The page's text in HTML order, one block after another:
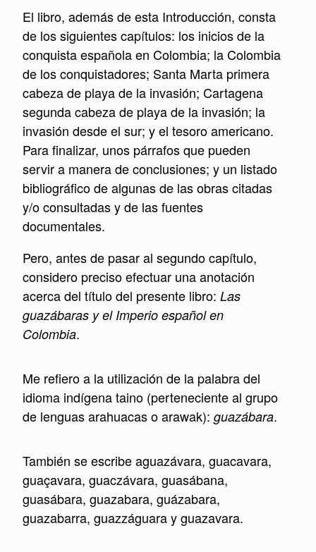
El libro, además de esta Introducción, consta
de los siguientes capítulos: los inicios de la
conquista española en Colombia; la Colombia
de los conquistadores; Santa Marta primera
cabeza de playa de la invasión; Cartagena
segunda cabeza de playa de la invasión; la
invasión desde el sur; y el tesoro americano.
Para finalizar, unos párrafos que pueden
servir a manera de conclusiones; y un listado
bibliográfico de algunas de las obras citadas
y/o consultadas y de las fuentes
documentales.
Pero, antes de pasar al segundo capítulo,
considero preciso efectuar una anotación
acerca del título del presente libro: Las
guazábaras y el Imperio español en
Colombia.
Me refiero a la utilización de la palabra del
idioma indígena taino (perteneciente al grupo
de lenguas arahuacas o arawak): guazábara.
También se escribe aguazávara, guacavara,
guaçavara, guaczávara, guasábana,
guasábara, guazabara, guázabara,
guazabarra, guazzáguara y guazavara.